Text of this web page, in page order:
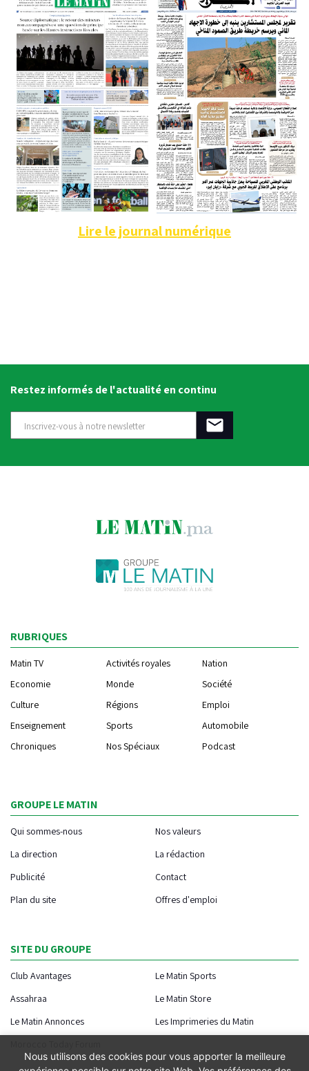
Lire le journal numérique
Restez informés de l'actualité en continu
RUBRIQUES
Matin TV Activités royales
Nation
Economie
Monde
Société
Culture
Régions
Emploi
Enseignement
Sports
Automobile
Chroniques
Nos Spéciaux Podcast
GROUPE LE MATIN
Qui sommes-nous
Nos valeurs
La direction
La rédaction
Publicité
Contact
Plan du site
Offres d'emploi
SITE DU GROUPE
Club Avantages
Le Matin Sports
Assahraa
Le Matin Store
Le Matin Annonces
Les Imprimeries du Matin
Nous utilisons des cookies pour vous apporter la meilleure